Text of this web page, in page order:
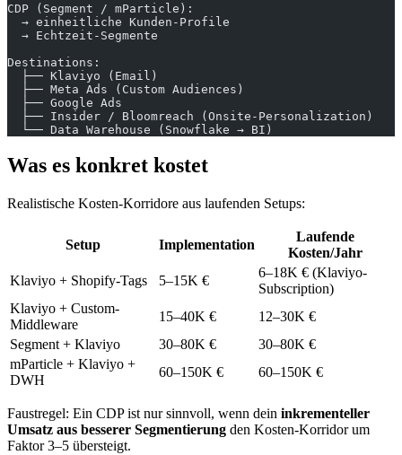
CDP (Segment / mParticle):
  → einheitliche Kunden-Profile
  → Echtzeit-Segmente
Destinations:
  ├── Klaviyo (Email)
  ├── Meta Ads (Custom Audiences)
  ├── Google Ads
  ├── Insider / Bloomreach (Onsite-Personalization)
  └── Data Warehouse (Snowflake → BI)
Was es konkret kostet
Realistische Kosten-Korridore aus laufenden Setups:
Setup Implementation
Laufende
Kosten/Jahr
Klaviyo + Shopify-Tags
5–15K €
6–18K € (Klaviyo-
Subscription)
Klaviyo + Custom-
Middleware
15–40K €
12–30K €
Segment + Klaviyo
30–80K €
30–80K €
mParticle + Klaviyo +
DWH
60–150K € 60–150K €
Faustregel: Ein CDP ist nur sinnvoll, wenn dein inkrementeller
Umsatz aus besserer Segmentierung den Kosten-Korridor um
Faktor 3–5 übersteigt.